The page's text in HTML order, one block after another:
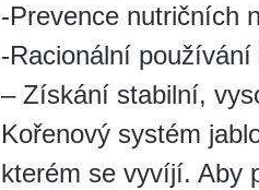
-Prevence nutričních
-Racionální používání
– Získání stabilní,
Kořenový systém
kterém se vyvíjí. Aby